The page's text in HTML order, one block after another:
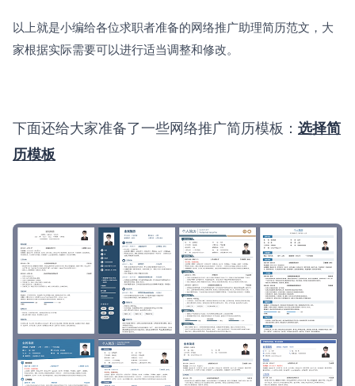
以上就是小编给各位求职者准备的网络推广助理简历范文，大
家根据实际需要可以进行适当调整和修改。
下面还给大家准备了一些网络推广简历模板： 选择简
历模板